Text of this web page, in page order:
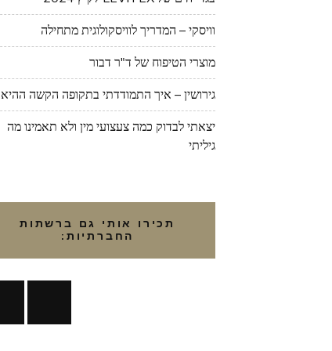
וויסקי – המדריך לוויסקולוגית מתחילה
מוצרי הטיפוח של ד"ר דבור
גירושין – איך התמודדתי בתקופה הקשה ההיא
יצאתי לבדוק כמה צעצועי מין ולא תאמינו מה
גיליתי
תכירו אותי גם ברשתות
החברתיות: